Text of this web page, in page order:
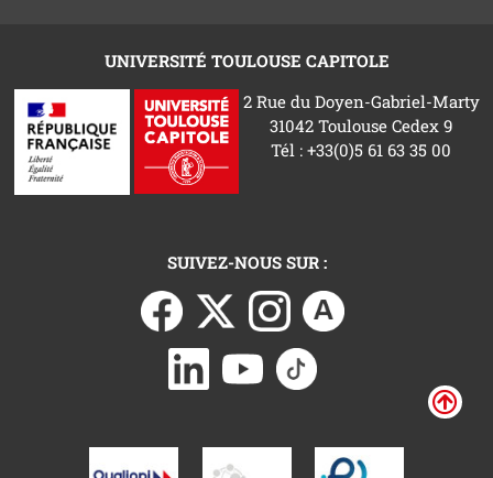
UNIVERSITÉ TOULOUSE CAPITOLE
2 Rue du Doyen-Gabriel-Marty
31042 Toulouse Cedex 9
Tél : +33(0)5 61 63 35 00
SUIVEZ-NOUS SUR :